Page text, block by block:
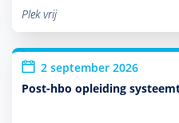
Plek vrij
2 september 2026
Post-hbo opleiding